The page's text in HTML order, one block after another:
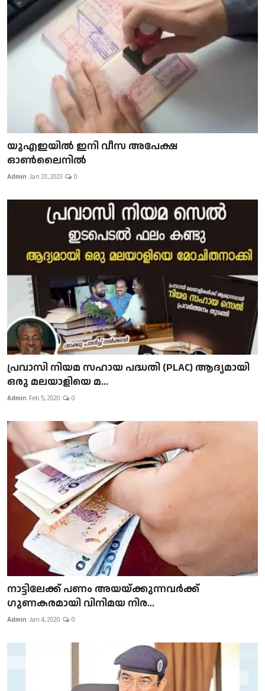
യുഎഇയിൽ ഇനി വീസ അപേക്ഷ
ഓൺലൈനിൽ
Admin Jan 23, 2023 0
പ്രവാസി നിയമ സഹായ പദ്ധതി (PLAC) ആദ്യമായി
ഒരു മലയാളിയെ മ...
Admin Feb 5, 2020 0
നാട്ടിലേക്ക് പണം അയയ്ക്കുന്നവർക്ക്
ഗുണകരമായി വിനിമയ നിര...
Admin Jan 4, 2020 0